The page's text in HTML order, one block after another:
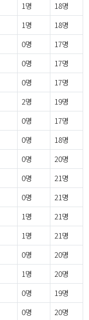
1명
18명
1명
18명
0명
17명
0명
17명
0명
17명
2명
19명
0명
17명
0명
18명
0명
20명
0명
21명
0명
21명
1명
21명
1명
21명
0명
20명
1명
20명
0명
19명
0명
20명